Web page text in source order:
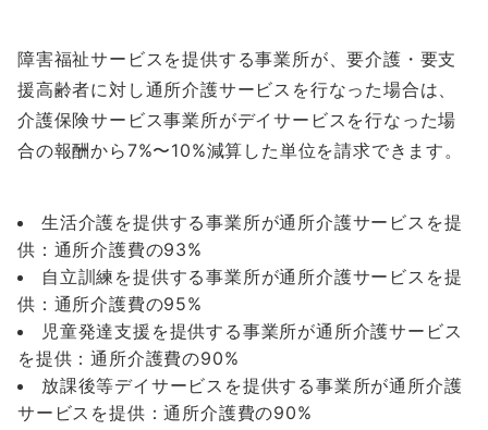
障害福祉サービスを提供する事業所が、要介護・要支
援高齢者に対し通所介護サービスを行なった場合は、
介護保険サービス事業所がデイサービスを行なった場
合の報酬から7%〜10%減算した単位を請求できます。
生活介護を提供する事業所が通所介護サービスを提
供：通所介護費の93%
自立訓練を提供する事業所が通所介護サービスを提
供：通所介護費の95%
児童発達支援を提供する事業所が通所介護サービス
を提供：通所介護費の90%
放課後等デイサービスを提供する事業所が通所介護
サービスを提供：通所介護費の90%